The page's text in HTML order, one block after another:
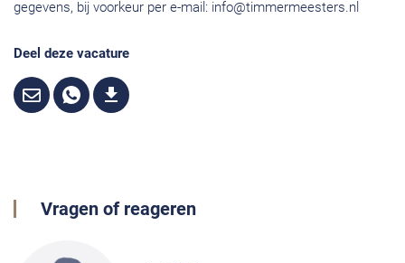
gegevens, bij voorkeur per e-mail: info@timmermeesters.nl
Deel deze vacature
Vragen of reageren